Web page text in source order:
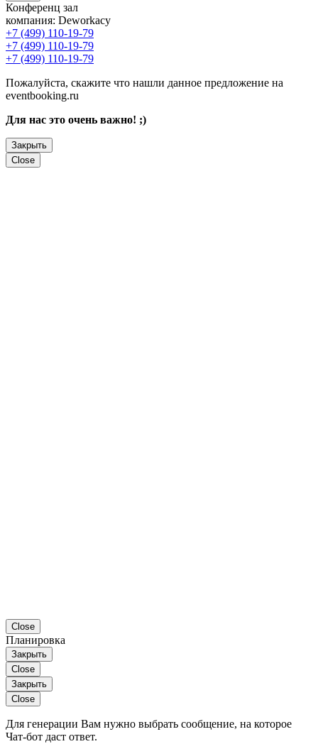
Конференц зал
компания: Deworkacy
+7 (499) 110-19-79
+7 (499) 110-19-79
+7 (499) 110-19-79
Пожалуйста, скажите что нашли данное предложение на
eventbooking.ru
Для нас это очень важно! ;)
Закрыть
Close
Close
Планировка
Закрыть
Close
Закрыть
Close
Для генерации Вам нужно выбрать сообщение, на которое
Чат-бот даст ответ.